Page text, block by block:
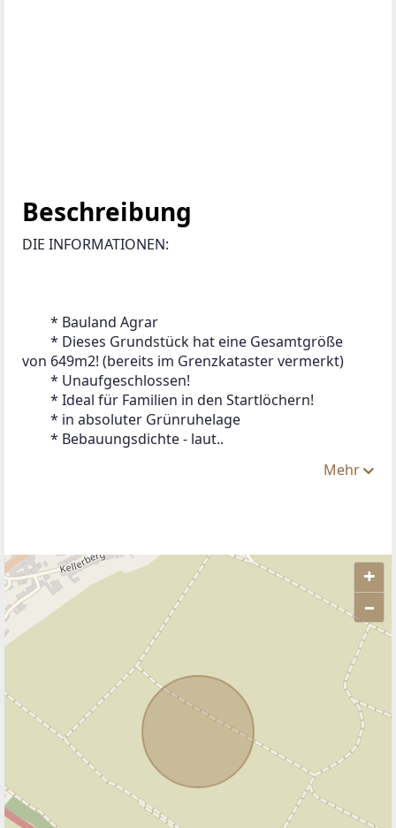
Beschreibung
DIE INFORMATIONEN:
* Bauland Agrar
von 649m2! (bereits im Grenzkataster vermerkt)
* Unaufgeschlossen!
* Ideal für Familien in den Startlöchern!
* in absoluter Grünruhelage
* Bebauungsdichte - laut..
Mehr
+
–
ANBIETER KONTAKTIEREN